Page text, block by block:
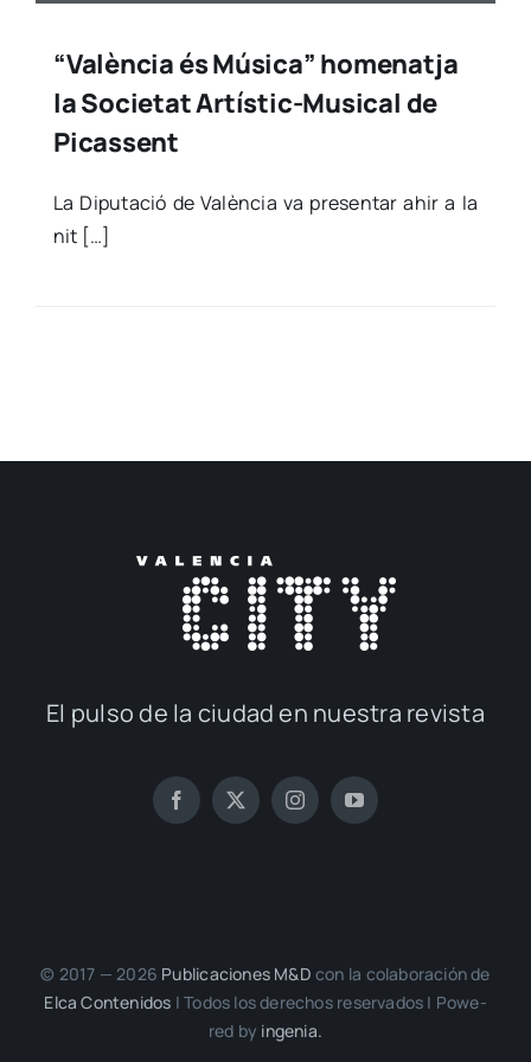
“València és Música” homenatja
la Societat Artístic-Musical de
Picassent
La Dipu­tació de Valèn­cia va pre­sen­tar ahir a la
nit […]
El pul­so de la ciu­dad en nues­tra revis­ta
© 2017 — 2026 Publi­ca­cio­nes M&D con la cola­bo­ra­ción de
Elca Con­te­ni­dos | Todos los dere­chos reser­va­dos | Powe­
red by inge­nia.